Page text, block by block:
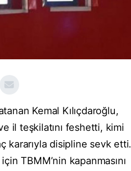
Kemal Kılıçdaroğlu,
il teşkilatını feshetti, kimi
kararıyla disipline sevk etti.
TBMM’nin kapanmasını